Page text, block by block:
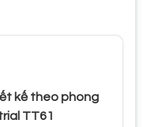
kế theo phong
TT61